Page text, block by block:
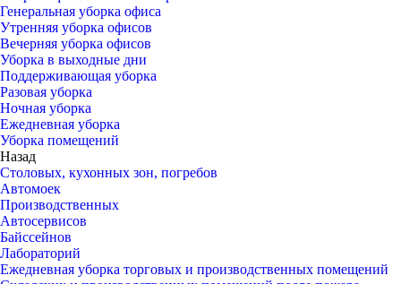
Генеральная уборка офиса
Утренняя уборка офисов
Вечерняя уборка офисов
Уборка в выходные дни
Поддерживающая уборка
Разовая уборка
Ночная уборка
Ежедневная уборка
Уборка помещений
Назад
Столовых, кухонных зон, погребов
Автомоек
Производственных
Автосервисов
Байссейнов
Лабораторий
Ежедневная уборка торговых и производственных помещений